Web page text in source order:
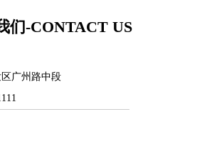
们-CONTACT US
广州路中段